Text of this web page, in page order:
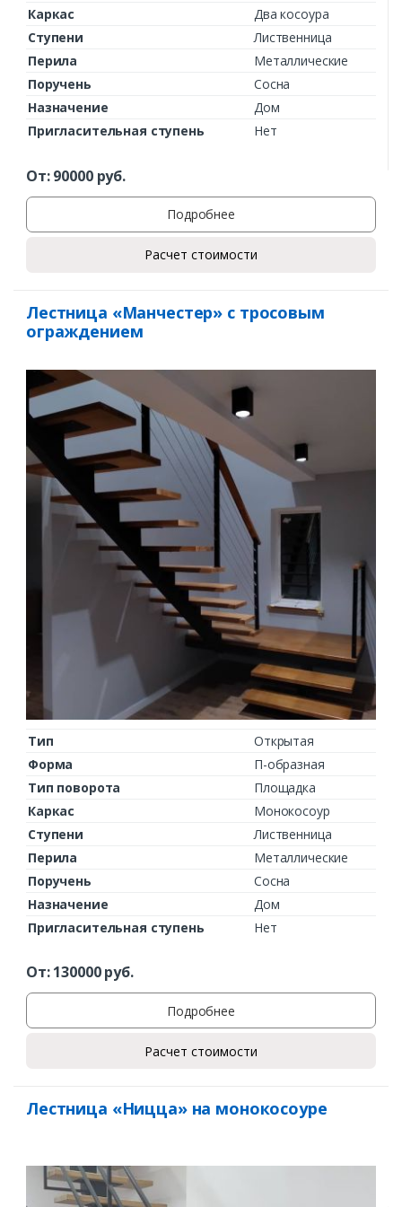
Каркас
Два косоура
Ступени
Лиственница
Перила
Металлические
Поручень
Сосна
Назначение
Дом
Пригласительная ступень
Нет
От:90000руб.
Подробнее
Расчет стоимости
Лестница «Манчестер» с тросовым
ограждением
Тип
Открытая
Форма
П-образная
Тип поворота
Площадка
Каркас
Монокосоур
Ступени
Лиственница
Перила
Металлические
Поручень
Сосна
Назначение
Дом
Пригласительная ступень
Нет
От:130000руб.
Подробнее
Расчет стоимости
Лестница «Ницца» на монокосоуре